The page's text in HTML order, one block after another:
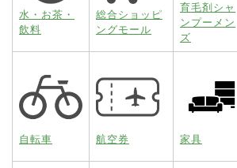
水・お茶・
飲料
総合ショッピ
ングモール
育毛剤シャ
ンプーメン
ズ
自転車 航空券 家具